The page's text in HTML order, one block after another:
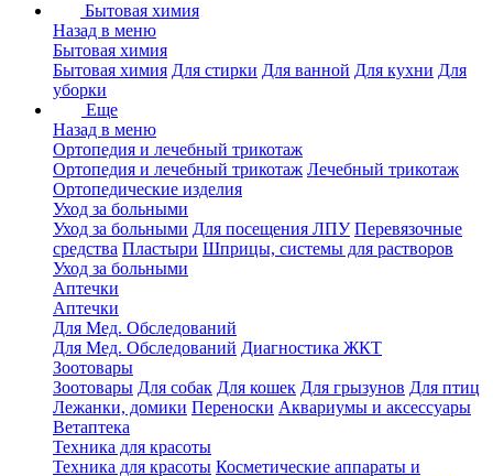
Бытовая химия
Назад в меню
Бытовая химия
Бытовая химия Для стирки Для ванной Для кухни Для
уборки
Еще
Назад в меню
Ортопедия и лечебный трикотаж
Ортопедия и лечебный трикотаж Лечебный трикотаж
Ортопедические изделия
Уход за больными
Уход за больными Для посещения ЛПУ Перевязочные
средства Пластыри Шприцы, системы для растворов
Уход за больными
Аптечки
Аптечки
Для Мед. Обследований
Для Мед. Обследований Диагностика ЖКТ
Зоотовары
Зоотовары Для собак Для кошек Для грызунов Для птиц
Лежанки, домики Переноски Аквариумы и аксессуары
Ветаптека
Техника для красоты
Техника для красоты Косметические аппараты и